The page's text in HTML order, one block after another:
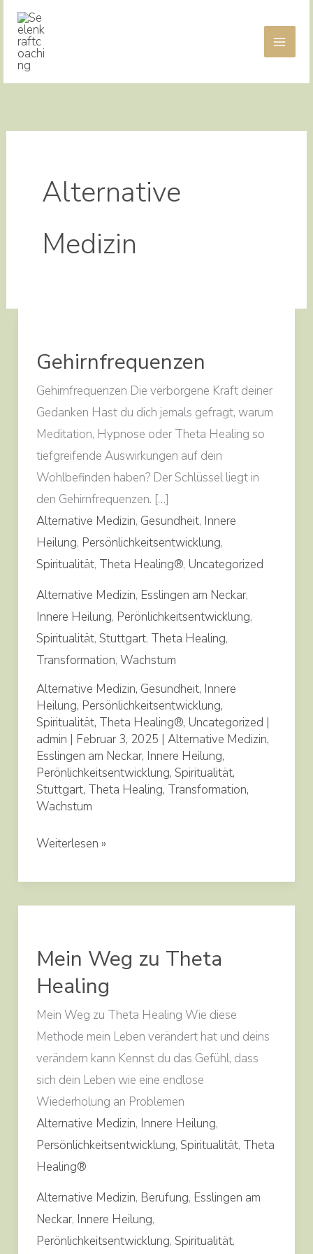
Zum
Inhalt
springen
Alternative
Medizin
Gehirnfrequenzen
Gehirnfrequenzen Die verborgene Kraft deiner
Gedanken Hast du dich jemals gefragt, warum
Meditation, Hypnose oder Theta Healing so
tiefgreifende Auswirkungen auf dein
Wohlbefinden haben? Der Schlüssel liegt in
den Gehirnfrequenzen. […]
Alternative Medizin, Gesundheit, Innere
Heilung, Persönlichkeitsentwicklung,
Spiritualität, Theta Healing®, Uncategorized
Alternative Medizin, Esslingen am Neckar,
Innere Heilung, Perönlichkeitsentwicklung,
Spiritualität, Stuttgart, Theta Healing,
Transformation, Wachstum
Alternative Medizin, Gesundheit, Innere
Heilung, Persönlichkeitsentwicklung,
Spiritualität, Theta Healing®, Uncategorized |
admin | Februar 3, 2025 | Alternative Medizin,
Esslingen am Neckar, Innere Heilung,
Perönlichkeitsentwicklung, Spiritualität,
Stuttgart, Theta Healing, Transformation,
Wachstum
Weiterlesen »
Mein Weg zu Theta
Healing
Mein Weg zu Theta Healing Wie diese
Methode mein Leben verändert hat und deins
verändern kann Kennst du das Gefühl, dass
sich dein Leben wie eine endlose
Wiederholung an Problemen
Alternative Medizin, Innere Heilung,
Persönlichkeitsentwicklung, Spiritualität, Theta
Healing®
Alternative Medizin, Berufung, Esslingen am
Neckar, Innere Heilung,
Perönlichkeitsentwicklung, Spiritualität,
zu
Theta